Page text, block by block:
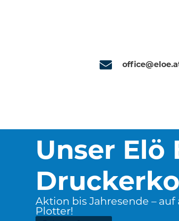
Unser Elö
Aktion bis Jahresende –
Plotter!